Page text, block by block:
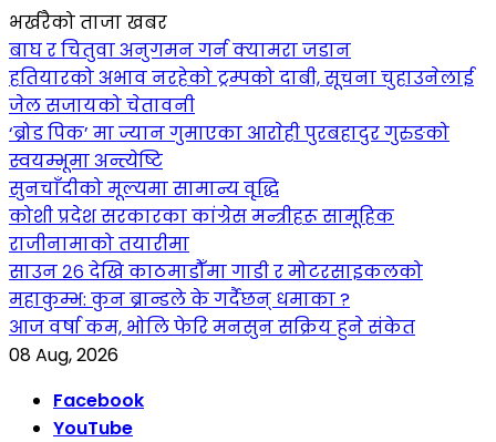
भर्खरैको ताजा खबर
बाघ र चितुवा अनुगमन गर्न क्यामरा जडान
हतियारको अभाव नरहेको ट्रम्पको दाबी, सूचना चुहाउनेलाई
जेल सजायको चेतावनी
‘ब्रोड पिक’ मा ज्यान गुमाएका आराेही पुरबहादुर गुरुङको
स्वयम्भूमा अन्त्येष्टि
सुनचाँदीको मूल्यमा सामान्य वृद्धि
कोशी प्रदेश सरकारका कांग्रेस मन्त्रीहरू सामूहिक
राजीनामाको तयारीमा
साउन २६ देखि काठमाडौँमा गाडी र मोटरसाइकलको
महाकुम्भ: कुन ब्रान्डले के गर्दैछन् धमाका ?
आज वर्षा कम, भोलि फेरि मनसुन सक्रिय हुने संकेत
08 Aug, 2026
Facebook
YouTube